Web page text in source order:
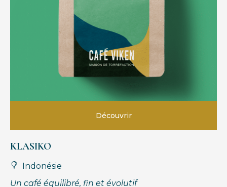
KLASIKO
Indonésie
Un café équilibré, fin et évolutif
Découvrir